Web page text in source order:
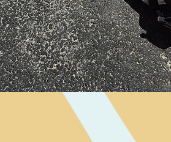
Visualização rápida